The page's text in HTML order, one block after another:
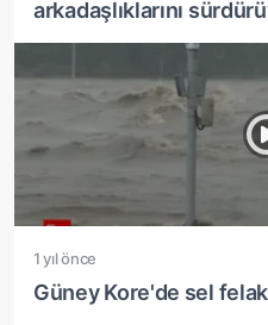
arkadaşlıklarını
1 yıl önce
Güney Kore'de sel